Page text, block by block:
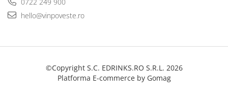
hello@vinpoveste.ro
©Copyright S.C. EDRINKS.RO S.R.L. 2026
Platforma E-commerce by Gomag